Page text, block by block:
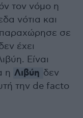
τον νόμο η
νότια και
παραχώρησε σε
έχει
Είναι
η Λιβύη δεν
την de facto